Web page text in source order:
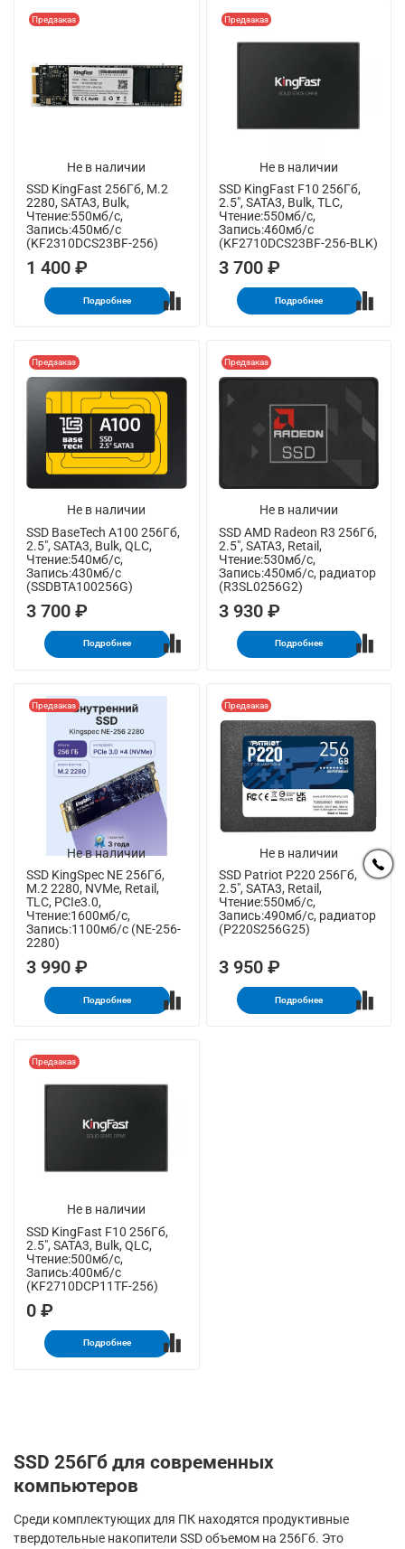
Не в наличии
Предзаказ
SSD KingFast 256Гб, M.2
2280, SATA3, Bulk,
Чтение:550мб/с,
Запись:450мб/с
(KF2310DCS23BF-256)
1 400 ₽
Подробнее
Не в наличии
Предзаказ
SSD KingFast F10 256Гб,
2.5", SATA3, Bulk, TLC,
Чтение:550мб/с,
Запись:460мб/с
(KF2710DCS23BF-256-BLK)
3 700 ₽
Подробнее
Не в наличии
Предзаказ
SSD BaseTech A100 256Гб,
2.5", SATA3, Bulk, QLC,
Чтение:540мб/с,
Запись:430мб/с
(SSDBTA100256G)
3 700 ₽
Подробнее
Не в наличии
Предзаказ
SSD AMD Radeon R3 256Гб,
2.5", SATA3, Retail,
Чтение:530мб/с,
Запись:450мб/с, радиатор
(R3SL0256G2)
3 930 ₽
Подробнее
Не в наличии
Предзаказ
SSD KingSpec NE 256Гб,
M.2 2280, NVMe, Retail,
TLC, PCIe3.0,
Чтение:1600мб/с,
Запись:1100мб/с (NE-256-
2280)
3 990 ₽
Подробнее
Не в наличии
Предзаказ
SSD Patriot P220 256Гб,
2.5", SATA3, Retail,
Чтение:550мб/с,
Запись:490мб/с, радиатор
(P220S256G25)
3 950 ₽
Подробнее
Не в наличии
Предзаказ
SSD KingFast F10 256Гб,
2.5", SATA3, Bulk, QLC,
Чтение:500мб/с,
Запись:400мб/с
(KF2710DCP11TF-256)
0 ₽
Подробнее
SSD 256Гб для современных
компьютеров
Среди комплектующих для ПК находятся продуктивные
твердотельные накопители SSD объемом на 256Гб. Это